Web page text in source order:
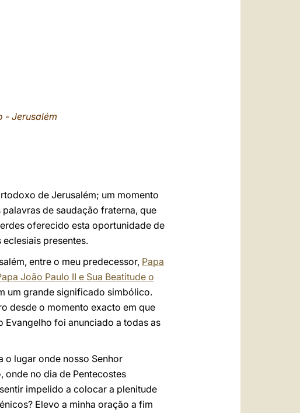
- Jerusalém
de Jerusalém; um momento
de saudação fraterna, que
oferecido esta oportunidade de
presentes.
entre o meu predecessor, Papa
João Paulo II e Sua Beatitude o
um grande significado simbólico.
desde o momento exacto em que
Evangelho foi anunciado a todas as
o lugar onde nosso Senhor
no dia de Pentecostes
impelido a colocar a plenitude
Elevo a minha oração a fim